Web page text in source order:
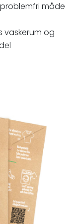
måde
vaskerum og